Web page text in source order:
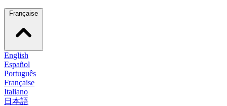
English
Español
Português
Française
Italiano
日本語